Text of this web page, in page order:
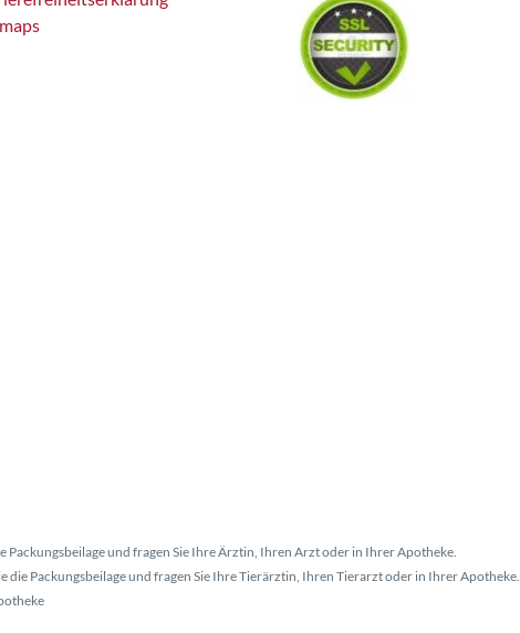
Packungsbeilage und fragen Sie Ihre Ärztin, Ihren Arzt oder in Ihrer Apotheke.
die Packungsbeilage und fragen Sie Ihre Tierärztin, Ihren Tierarzt oder in Ihrer Apotheke.